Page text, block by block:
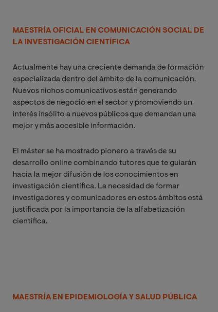
MAESTRÍA OFICIAL EN COMUNICACIÓN SOCIAL DE
LA INVESTIGACIÓN CIENTÍFICA
Actualmente hay una creciente demanda de formación
especializada dentro del ámbito de la comunicación.
Nuevos nichos comunicativos están generando
aspectos de negocio en el sector y promoviendo un
interés insólito a nuevos públicos que demandan una
mejor y más accesible información.
El máster se ha mostrado pionero a través de su
desarrollo online combinando tutores que te guiarán
hacia la mejor difusión de los conocimientos en
investigación científica. La necesidad de formar
investigadores y comunicadores en estos ámbitos está
justificada por la importancia de la alfabetización
científica.
MAESTRÍA EN EPIDEMIOLOGÍA Y SALUD PÚBLICA